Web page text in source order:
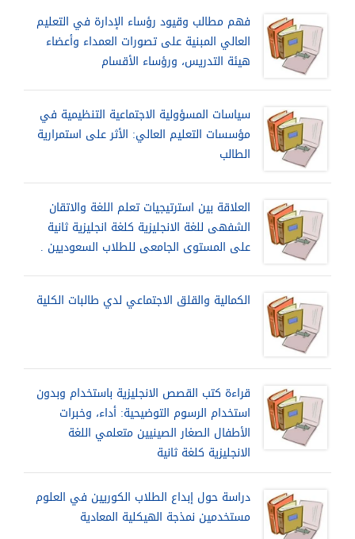
فهم مطالب وقيود رؤساء الإدارة في التعليم
العالي المبنية على تصورات العمداء وأعضاء
هيئة التدريس، ورؤساء الأقسام
سياسات المسؤولية الاجتماعية التنظيمية في
مؤسسات التعليم العالي: الأثر على استمرارية
الطالب
العلاقة بين استرتيجيات تعلم اللغة والاتقان
الشفهى للغة الانجليزية كلغة انجليزية ثانية
على المستوى الجامعى للطلاب السعوديين .
الكمالية والقلق الاجتماعي لدي طالبات الكلية
قراءة كتب القصص الانجليزية باستخدام وبدون
استخدام الرسوم التوضيحية: أداء، وخبرات
الأطفال الصغار الصينيين متعلمي اللغة
الانجليزية كلغة ثانية
دراسة حول إبداع الطلاب الكوريين في العلوم
مستخدمين نمذجة الهيكلية المعادية